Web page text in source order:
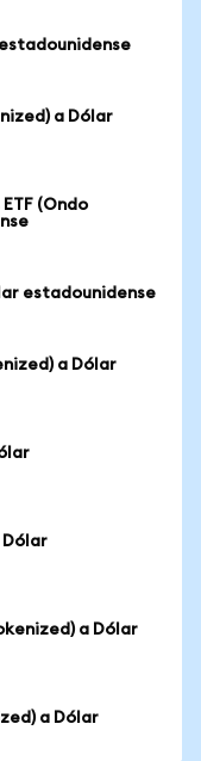
a Dólar
(Ondo
estadounidense
a Dólar
Dólar
a Dólar
a Dólar